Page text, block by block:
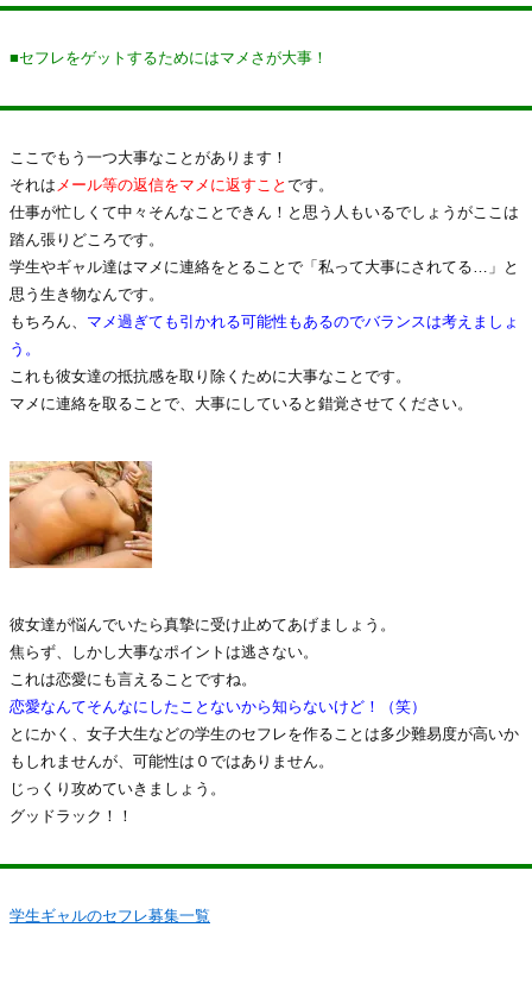
■セフレをゲットするためにはマメさが大事！
ここでもう一つ大事なことがあります！
それは メール等の返信をマメに返すこと です。
仕事が忙しくて中々そんなことできん！と思う人もいるでしょうがここは
踏ん張りどころです。
学生やギャル達はマメに連絡をとることで「私って大事にされてる…」と
思う生き物なんです。
もちろん、 マメ過ぎても引かれる可能性もあるのでバランスは考えましょ
う。
これも彼女達の抵抗感を取り除くために大事なことです。
マメに連絡を取ることで、大事にしていると錯覚させてください。
彼女達が悩んでいたら真摯に受け止めてあげましょう。
焦らず、しかし大事なポイントは逃さない。
これは恋愛にも言えることですね。
恋愛なんてそんなにしたことないから知らないけど！（笑）
とにかく、女子大生などの学生のセフレを作ることは多少難易度が高いか
もしれませんが、可能性は０ではありません。
じっくり攻めていきましょう。
グッドラック！！
学生ギャルのセフレ募集一覧